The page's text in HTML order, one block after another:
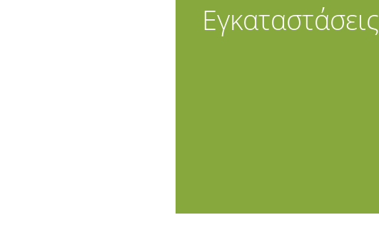
Εγκαταστάσεις